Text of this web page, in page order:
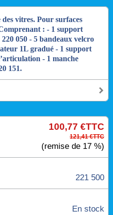
vitres. Pour surfaces
: - 1 support
050 - 5 bandeaux velcro
1L gradué - 1 support
- 1 manche
151.
100,77 €TTC
121,41 €TTC
(remise de 17 %)
221 500
En stock